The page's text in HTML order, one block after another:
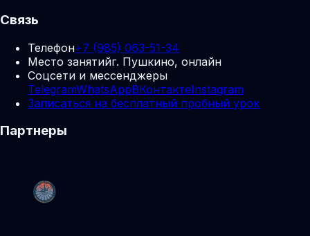
Связь
Телефон+7 (985) 063-51-34
Место занятийг. Пушкино, онлайн
Соцсети и мессенджеры
TelegramWhatsAppВКонтактеInstagram
Записаться на бесплатный пробный урок
Партнеры